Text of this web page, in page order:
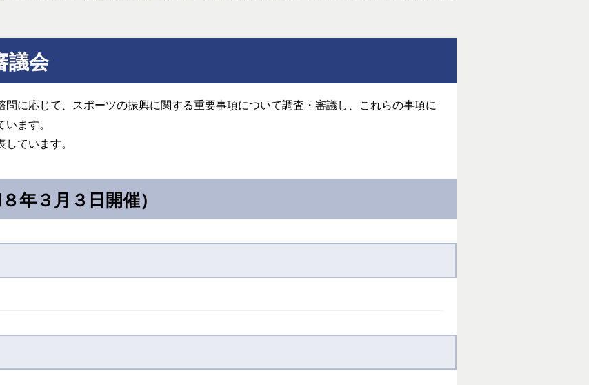
議会
に応じて、スポーツの振興に関する重要事項について調査・審議し、これらの事項に
ます。
ています。
年３月３日開催）